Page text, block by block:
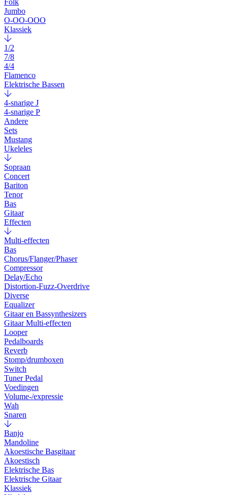
Folk
Jumbo
O-OO-OOO
Klassiek
1/2
7/8
4/4
Flamenco
Elektrische Bassen
4-snarige J
4-snarige P
Andere
Sets
Mustang
Ukeleles
Sopraan
Concert
Bariton
Tenor
Bas
Gitaar
Effecten
Multi-effecten
Bas
Chorus/Flanger/Phaser
Compressor
Delay/Echo
Distortion-Fuzz-Overdrive
Diverse
Equalizer
Gitaar en Bassynthesizers
Gitaar Multi-effecten
Looper
Pedalboards
Reverb
Stomp/drumboxen
Switch
Tuner Pedal
Voedingen
Volume-/expressie
Wah
Snaren
Banjo
Mandoline
Akoestische Basgitaar
Akoestisch
Elektrische Bas
Elektrische Gitaar
Klassiek